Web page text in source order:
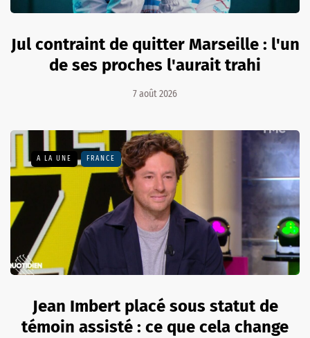
Jul contraint de quitter Marseille : l'un
de ses proches l'aurait trahi
7 août 2026
A LA UNE FRANCE
Jean Imbert placé sous statut de
témoin assisté : ce que cela change